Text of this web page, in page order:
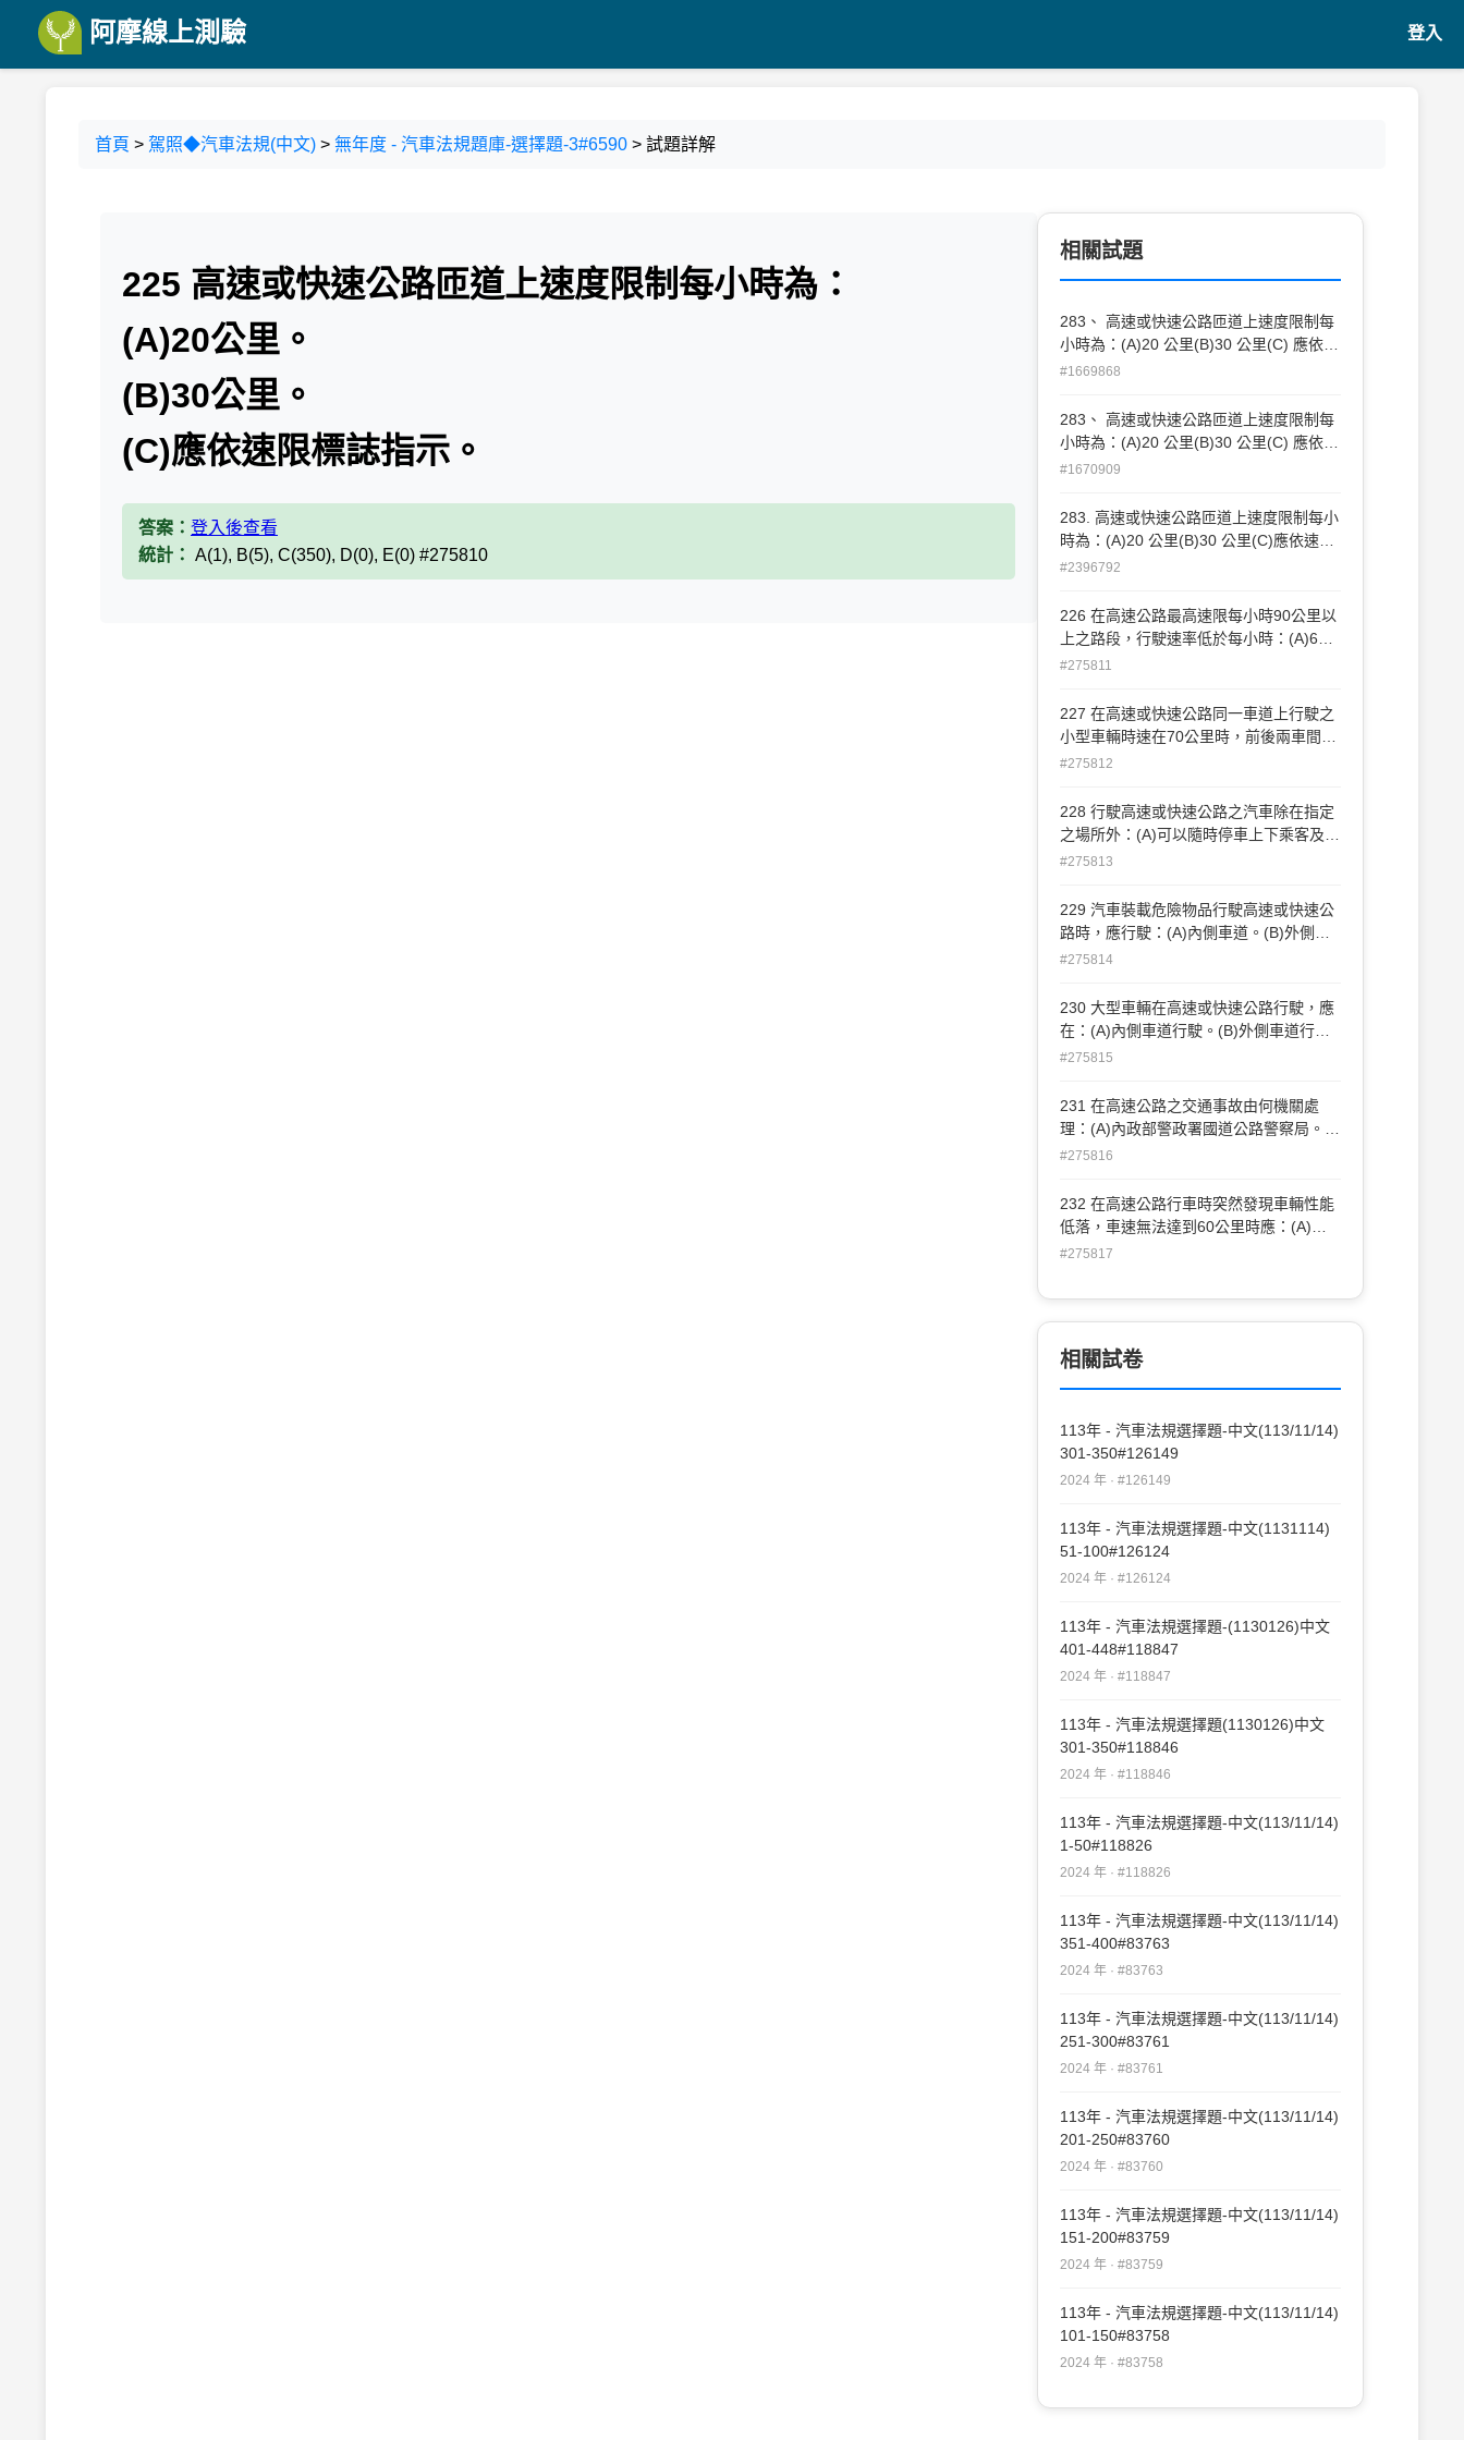
阿摩線上測驗 登入
首頁 > 駕照◆汽車法規(中文) > 無年度 - 汽車法規題庫-選擇題-3#6590 > 試題詳解
225 高速或快速公路匝道上速度限制每小時為：
(A)20公里。
(B)30公里。
(C)應依速限標誌指示。
答案： 登入後查看
統計： A(1), B(5), C(350), D(0), E(0) #275810
相關試題
283、 高速或快速公路匝道上速度限制每
小時為：(A)20 公里(B)30 公里(C) 應依速
限標誌指示。
#1669868
283、 高速或快速公路匝道上速度限制每
小時為：(A)20 公里(B)30 公里(C) 應依速
限標誌指示。
#1670909
283. 高速或快速公路匝道上速度限制每小
時為：(A)20 公里(B)30 公里(C)應依速限
標誌指示。
#2396792
226 在高速公路最高速限每小時90公里以
上之路段，行駛速率低於每小時：(A)60
公里。(B)70公里。(C)80公里。 之較慢速
#275811
227 在高速或快速公路同一車道上行駛之
小型車輛時速在70公里時，前後兩車間最
少距離應為：(A)15公尺。(B)25公尺。
#275812
228 行駛高速或快速公路之汽車除在指定
之場所外：(A)可以隨時停車上下乘客及裝
卸貨物。(B)只可下乘客卸貨不可上乘客裝
#275813
229 汽車裝載危險物品行駛高速或快速公
路時，應行駛：(A)內側車道。(B)外側車
道。(C)內外側車道均可。 並禁止變換車
#275814
230 大型車輛在高速或快速公路行駛，應
在：(A)內側車道行駛。(B)外側車道行
駛。(C)可以任意在內外側車道行駛。
#275815
231 在高速公路之交通事故由何機關處
理：(A)內政部警政署國道公路警察局。
(B)所轄縣、市政府警察機關。(C)內政部
#275816
232 在高速公路行車時突然發現車輛性能
低落，車速無法達到60公里時應：(A)迅
即進入最近交流道離開高速公路，以免被
繼續行駛。
#275817
相關試卷
113年 - 汽車法規選擇題-中文(113/11/14)
301-350#126149
2024 年 · #126149
113年 - 汽車法規選擇題-中文(1131114)
51-100#126124
2024 年 · #126124
113年 - 汽車法規選擇題-(1130126)中文
401-448#118847
2024 年 · #118847
113年 - 汽車法規選擇題(1130126)中文
301-350#118846
2024 年 · #118846
113年 - 汽車法規選擇題-中文(113/11/14)
1-50#118826
2024 年 · #118826
113年 - 汽車法規選擇題-中文(113/11/14)
351-400#83763
2024 年 · #83763
113年 - 汽車法規選擇題-中文(113/11/14)
251-300#83761
2024 年 · #83761
113年 - 汽車法規選擇題-中文(113/11/14)
201-250#83760
2024 年 · #83760
113年 - 汽車法規選擇題-中文(113/11/14)
151-200#83759
2024 年 · #83759
113年 - 汽車法規選擇題-中文(113/11/14)
101-150#83758
2024 年 · #83758